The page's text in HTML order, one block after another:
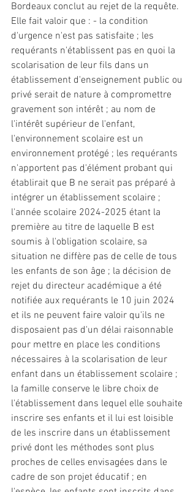
Bordeaux conclut au rejet de la requête.
Elle fait valoir que : - la condition
d'urgence n'est pas satisfaite ; les
requérants n'établissent pas en quoi la
scolarisation de leur fils dans un
établissement d'enseignement public ou
privé serait de nature à compromettre
gravement son intérêt ; au nom de
l'intérêt supérieur de l'enfant,
l'environnement scolaire est un
environnement protégé ; les requérants
n'apportent pas d'élément probant qui
établirait que B ne serait pas préparé à
intégrer un établissement scolaire ;
l'année scolaire 2024-2025 étant la
première au titre de laquelle B est
soumis à l'obligation scolaire, sa
situation ne diffère pas de celle de tous
les enfants de son âge ; la décision de
rejet du directeur académique a été
notifiée aux requérants le 10 juin 2024
et ils ne peuvent faire valoir qu'ils ne
disposaient pas d'un délai raisonnable
pour mettre en place les conditions
nécessaires à la scolarisation de leur
enfant dans un établissement scolaire ;
la famille conserve le libre choix de
l'établissement dans lequel elle souhaite
inscrire ses enfants et il lui est loisible
de les inscrire dans un établissement
privé dont les méthodes sont plus
proches de celles envisagées dans le
cadre de son projet éducatif ; en